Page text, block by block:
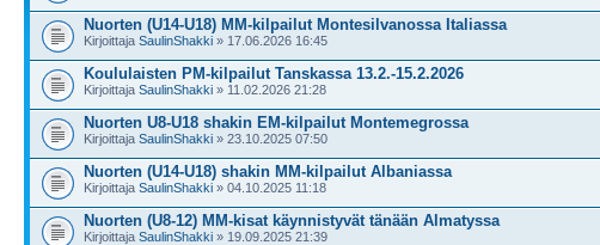
Nuorten (U14-U18) MM-kilpailut Montesilvanossa Italiassa
Kirjoittaja SaulinShakki » 17.06.2026 16:45
Koululaisten PM-kilpailut Tanskassa 13.2.-15.2.2026
Kirjoittaja SaulinShakki » 11.02.2026 21:28
Nuorten U8-U18 shakin EM-kilpailut Montemegrossa
Kirjoittaja SaulinShakki » 23.10.2025 07:50
Nuorten (U14-U18) shakin MM-kilpailut Albaniassa
Kirjoittaja SaulinShakki » 04.10.2025 11:18
Nuorten (U8-12) MM-kisat käynnistyvät tänään Almatyssa
Kirjoittaja SaulinShakki » 19.09.2025 21:39